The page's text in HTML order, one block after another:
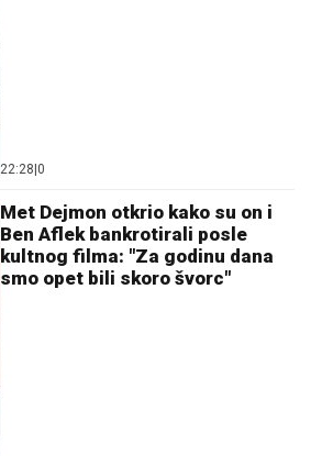
22:28|0
Met Dejmon otkrio kako su on i
Ben Aflek bankrotirali posle
kultnog filma: "Za godinu dana
smo opet bili skoro švorc"